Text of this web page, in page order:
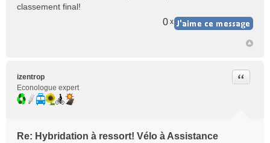
e
classement final!
0 x
izentrop
Econologue expert
Re: Hybridation à ressort! Vélo à Assistance
Citer